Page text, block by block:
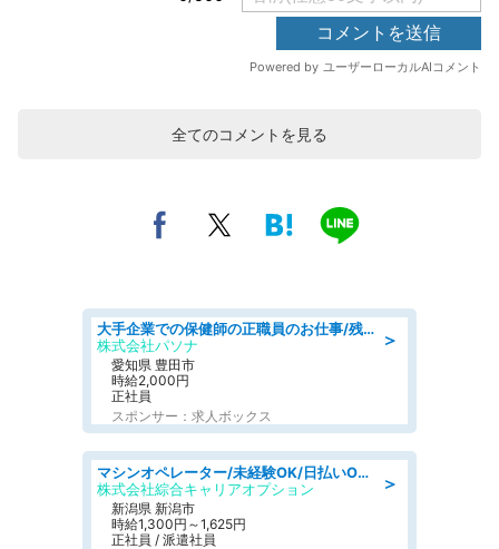
全てのコメントを見る
＞
大手企業での保健師の正職員のお仕事/残業なし/要資格:保健師
株式会社パソナ
愛知県 豊田市
時給2,000円
正社員
スポンサー：求人ボックス
＞
マシンオペレーター/未経験OK/日払いOK/寮完備/交替制/20・30・40代活躍中
株式会社綜合キャリアオプション
新潟県 新潟市
時給1,300円～1,625円
正社員 / 派遣社員